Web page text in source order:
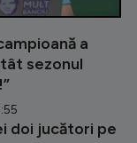
a
sezonul
doi jucători pe